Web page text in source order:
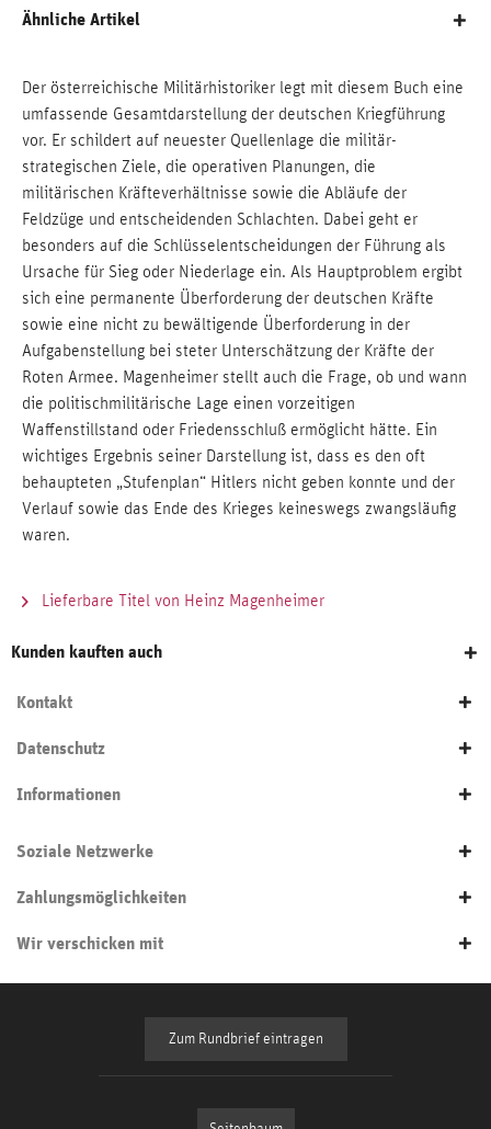
Ähnliche Artikel
Der österreichische Militärhistoriker legt mit diesem Buch eine
umfassende Gesamtdarstellung der deutschen Kriegführung
vor. Er schildert auf neuester Quellenlage die militär-
strategischen Ziele, die operativen Planungen, die
militärischen Kräfteverhältnisse sowie die Abläufe der
Feldzüge und entscheidenden Schlachten. Dabei geht er
besonders auf die Schlüsselentscheidungen der Führung als
Ursache für Sieg oder Niederlage ein. Als Hauptproblem ergibt
sich eine permanente Überforderung der deutschen Kräfte
sowie eine nicht zu bewältigende Überforderung in der
Aufgabenstellung bei steter Unterschätzung der Kräfte der
Roten Armee. Magenheimer stellt auch die Frage, ob und wann
die politischmilitärische Lage einen vorzeitigen
Waffenstillstand oder Friedensschluß ermöglicht hätte. Ein
wichtiges Ergebnis seiner Darstellung ist, dass es den oft
behaupteten „Stufenplan“ Hitlers nicht geben konnte und der
Verlauf sowie das Ende des Krieges keineswegs zwangsläufig
waren.
Lieferbare Titel von Heinz Magenheimer
Kunden kauften auch
Kontakt
Datenschutz
Informationen
Soziale Netzwerke
Zahlungsmöglichkeiten
Wir verschicken mit
Zum Rundbrief eintragen